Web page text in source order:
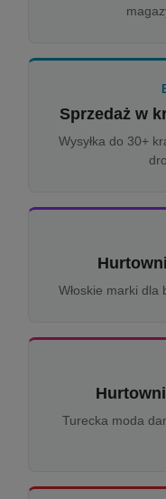
Sprzedaż w
Wysyłka do 30+
Włoskie marki
Turecka moda